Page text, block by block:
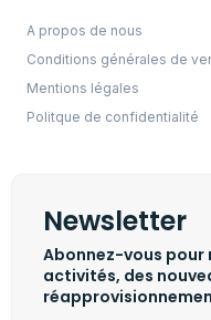
A propos de nous
Conditions générales de
Mentions légales
Politque de confidentialité
Newsletter
Abonnez-vous pour
activités, des